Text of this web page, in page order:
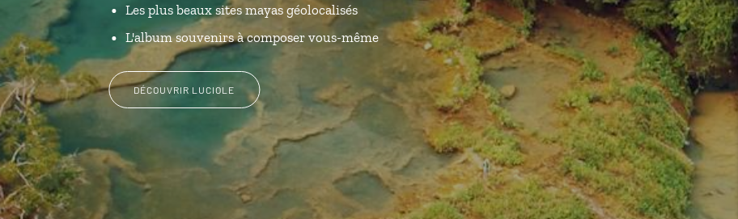
Les plus beaux sites mayas géolocalisés
L'album souvenirs à composer vous-même
DÉCOUVRIR LUCIOLE